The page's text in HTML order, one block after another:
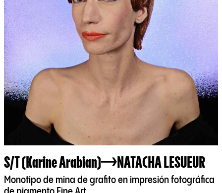
S/T (Karine Arabian) NATACHA LESUEUR
Monotipo de mina de grafito en impresión fotográfica